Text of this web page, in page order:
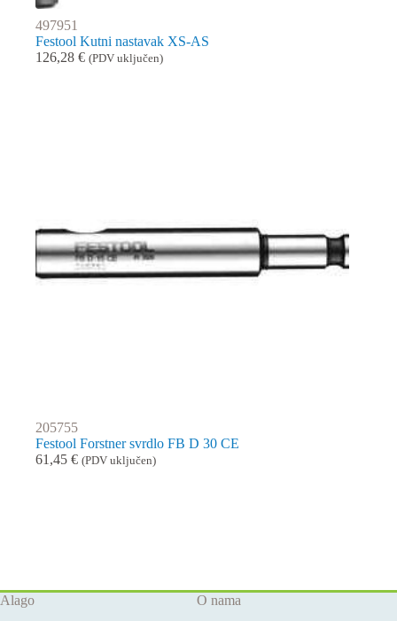
497951
Festool Kutni nastavak XS-AS
126,28 € (PDV uključen)
205755
Festool Forstner svrdlo FB D 30 CE
61,45 € (PDV uključen)
Alago
O nama